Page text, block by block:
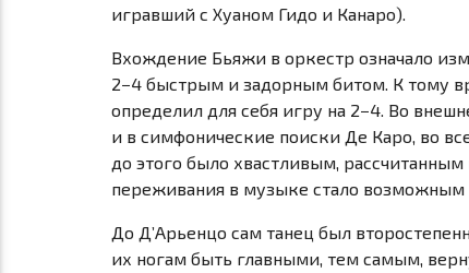
игравший с Хуаном Гидо и Канаро).
Вхождение Бьяжи в оркестр означало
2−4 быстрым и задорным битом. К тому
определил для себя игру на 2−4. Во
и в симфонические поиски Де Каро, во
до этого было хвастливым,
переживания в музыке стало возможным
До Д’Aрьенцо сам танец был
их ногам быть главными, тем самым,